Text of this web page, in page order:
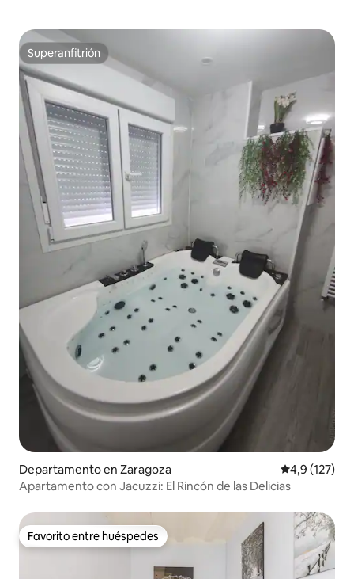
Superanfitrión
Superanfitrión
Departamento en Zaragoza Calificación
4,9 (127)
Apartamento con Jacuzzi: El Rincón de las Delicias
Favorito entre huéspedes
Favorito entre huéspedes